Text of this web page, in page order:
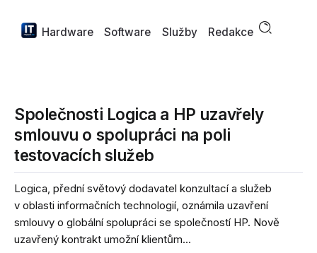
Hardware Software Služby Redakce
Společnosti Logica a HP uzavřely
smlouvu o spolupráci na poli
testovacích služeb
Logica, přední světový dodavatel konzultací a služeb
v oblasti informačních technologií, oznámila uzavření
smlouvy o globální spolupráci se společností HP. Nově
uzavřený kontrakt umožní klientům...